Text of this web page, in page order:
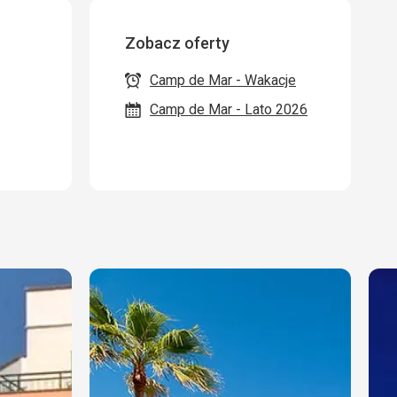
Zobacz oferty
Camp de Mar - Wakacje
Camp de Mar - Lato 2026